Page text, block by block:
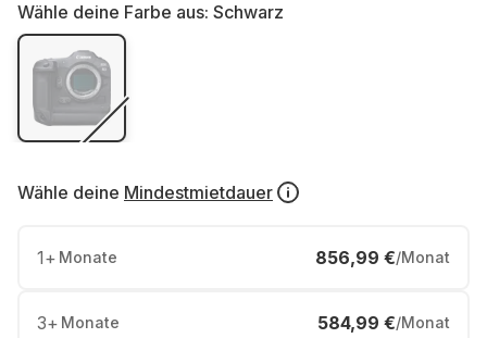
Wähle deine Farbe aus: Schwarz
Wähle deine Mindestmietdauer
1+ Monate 856,99 €/Monat
3+ Monate 584,99 €/Monat